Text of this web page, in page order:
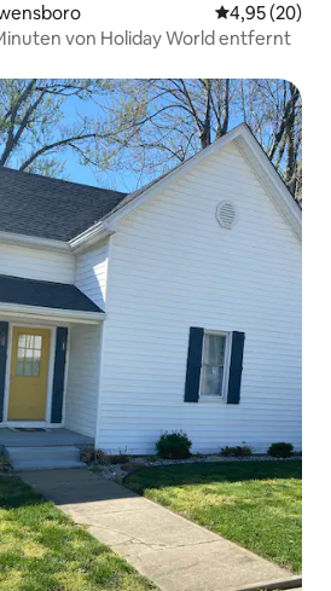
4,95 (20)
von Holiday World entfernt